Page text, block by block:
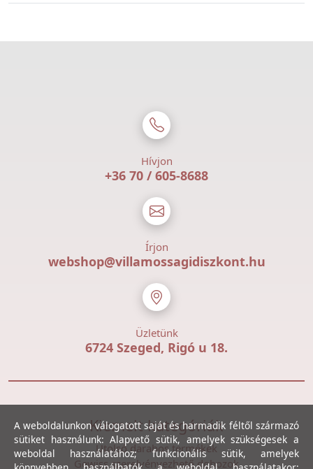
Hívjon
+36 70 / 605-8688
Írjon
webshop@villamossagidiszkont.hu
Üzletünk
6724 Szeged, Rigó u 18.
Kiemelt kategóriák
Utolsó darabos termékek
Gewiss szerelvényezhető dobozok
A weboldalunkon válogatott saját és harmadik féltől származó
sütiket használunk: Alapvető sütik, amelyek szükségesek a
weboldal használatához; funkcionális sütik, amelyek